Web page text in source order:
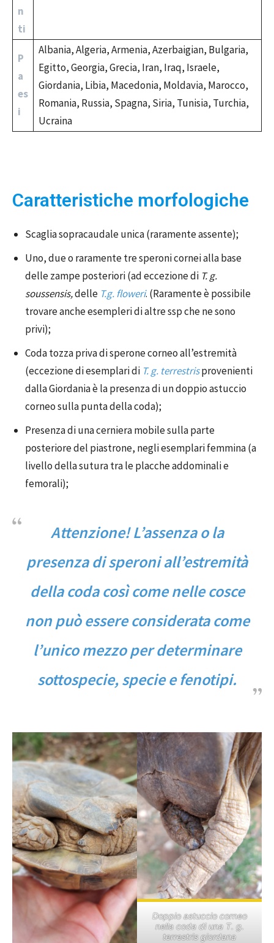
n
ti
P
a
es
i
Albania, Algeria, Armenia, Azerbaigian, Bulgaria,
Egitto, Georgia, Grecia, Iran, Iraq, Israele,
Giordania, Libia, Macedonia, Moldavia, Marocco,
Romania, Russia, Spagna, Siria, Tunisia, Turchia,
Ucraina
Caratteristiche morfologiche
Scaglia sopracaudale unica (raramente assente);
Uno, due o raramente tre speroni cornei alla base
delle zampe posteriori (ad eccezione di T. g.
soussensis,delle T.g. floweri. (Raramente è possibile
trovare anche esempleri di altre ssp che ne sono
privi);
Coda tozza priva di sperone corneo all’estremità
(eccezione di esemplari di T. g. terrestrisprovenienti
dalla Giordania è la presenza di un doppio astuccio
corneo sulla punta della coda);
Presenza di una cerniera mobile sulla parte
posteriore del piastrone, negli esemplari femmina (a
livello della sutura tra le placche addominali e
femorali);
Attenzione! L’assenza o la
presenza di speroni all’estremità
della coda così come nelle cosce
non può essere considerata come
l’unico mezzo per determinare
sottospecie, specie e fenotipi.
Doppio astuccio corneo
nella coda di una T. g.
terrestris giordana